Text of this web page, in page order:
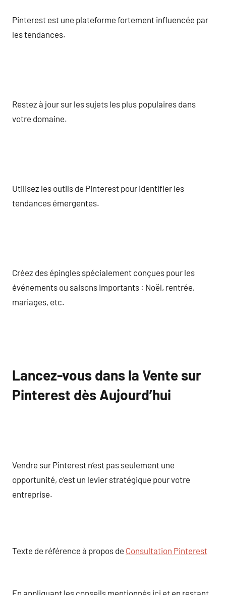
Pinterest est une plateforme fortement influencée par
les tendances.
Restez à jour sur les sujets les plus populaires dans
votre domaine.
Utilisez les outils de Pinterest pour identifier les
tendances émergentes.
Créez des épingles spécialement conçues pour les
événements ou saisons importants : Noël, rentrée,
mariages, etc.
Lancez-vous dans la Vente sur
Pinterest dès Aujourd’hui
Vendre sur Pinterest n’est pas seulement une
opportunité, c’est un levier stratégique pour votre
entreprise.
Texte de référence à propos de Consultation Pinterest
En appliquant les conseils mentionnés ici et en restant